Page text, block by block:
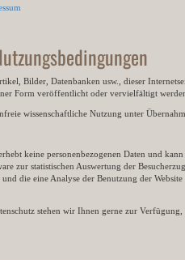
Bilder, Datenbanken usw., dieser
Form veröffentlicht oder vervielfältigt
wissenschaftliche Nutzung unter
keine personenbezogenen Daten und
zur statistischen Auswertung der
und die eine Analyse der Benutzung der
stehen wir Ihnen gerne zur